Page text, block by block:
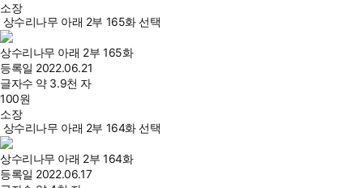
소장
상수리나무 아래 2부 165화 선택
상수리나무 아래 2부 165화
등록일 2022.06.21
글자수 약 3.9천 자
100원
소장
상수리나무 아래 2부 164화 선택
상수리나무 아래 2부 164화
등록일 2022.06.17